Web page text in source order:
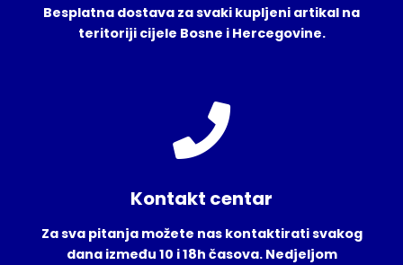
Besplatna dostava za svaki kupljeni artikal na
teritoriji cijele Bosne i Hercegovine.
Kontakt centar
Za sva pitanja možete nas kontaktirati svakog
dana između 10 i 18h časova. Nedjeljom